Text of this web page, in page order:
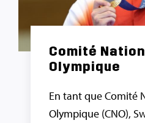
Comité
Olympique
En tant que Comité
Olympique (CNO),